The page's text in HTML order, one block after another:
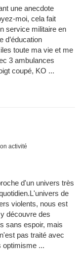
une anecdote
moi, cela fait
service militaire en
d’éducation
toute ma vie et me
3 ambulances
coupé, KO ...
activité
d'un univers très
de
violents, nous est
découvre des
sans espoir, mais
pas traité avec
optimisme ...